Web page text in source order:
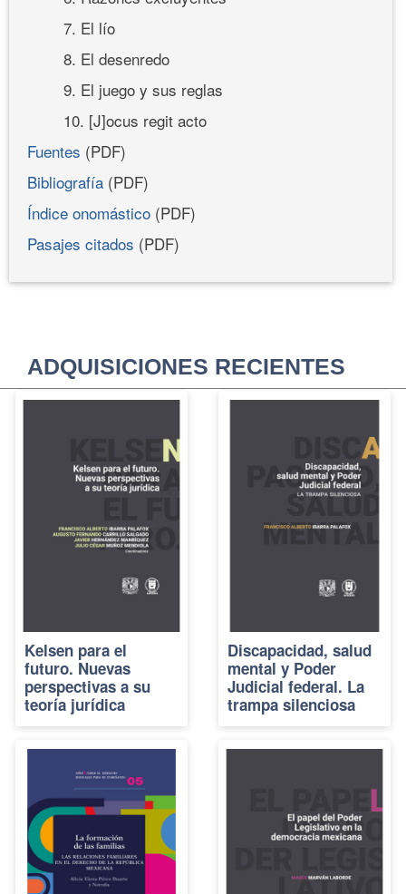
7. El lío
8. El desenredo
9. El juego y sus reglas
10. [J]ocus regit acto
Fuentes (PDF)
Bibliografía (PDF)
Índice onomástico (PDF)
Pasajes citados (PDF)
ADQUISICIONES RECIENTES
Kelsen para el
futuro. Nuevas
perspectivas a su
teoría jurídica
Discapacidad, salud
mental y Poder
Judicial federal. La
trampa silenciosa